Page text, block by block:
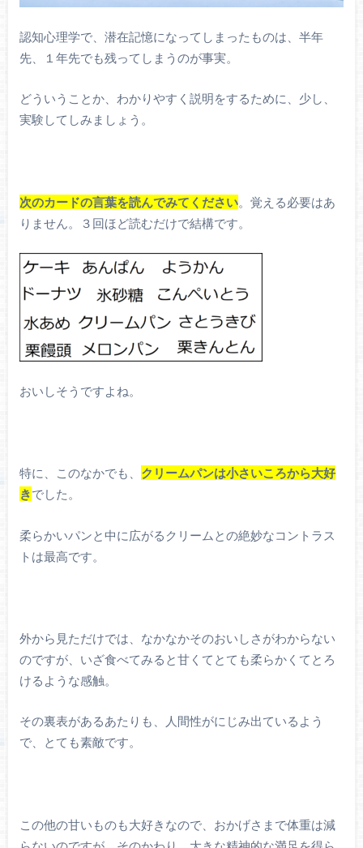
認知心理学で、潜在記憶になってしまったものは、半年
先、１年先でも残ってしまうのが事実。
どういうことか、わかりやすく説明をするために、少し、
実験してしみましょう。
次のカードの言葉を読んでみてください。覚える必要はあ
りません。３回ほど読むだけで結構です。
おいしそうですよね。
特に、このなかでも、 クリームパンは小さいころから大好
きでした。
柔らかいパンと中に広がるクリームとの絶妙なコントラス
トは最高です。
外から見ただけでは、なかなかそのおいしさがわからない
のですが、いざ食べてみると甘くてとても柔らかくてとろ
けるような感触。
その裏表があるあたりも、人間性がにじみ出ているよう
で、とても素敵です。
この他の甘いものも大好きなので、おかげさまで体重は減